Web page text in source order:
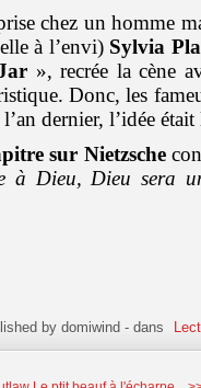
chez un homme
à l’envi) Sylvia
», recrée la cène
Donc, les
dernier, l’idée
sur Nietzsche
à Dieu, Dieu sera
by domiwind -dans